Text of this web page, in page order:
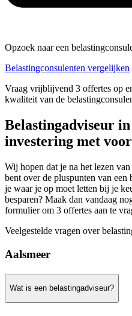
Opzoek naar een
Belastingconsulenten vergelijken
Vraag vrijblijvend 3 offertes op
kwaliteit van de
Belastingadviseur
investering met
Wij hopen dat je na het lezen
bent over de pluspunten van een
je waar je op moet letten bij je
besparen? Maak dan vandaag
formulier om 3 offertes aan te
Veelgestelde vragen over
Aalsmeer
Wat is een belastingadviseur?